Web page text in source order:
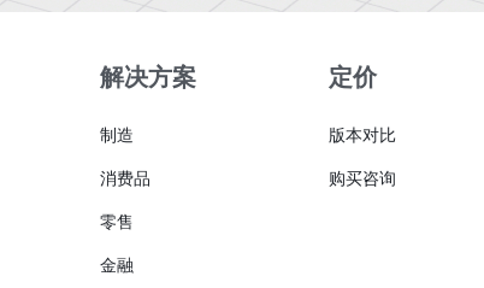
解决方案
制造
消费品
零售
金融
定价
版本对比
购买咨询